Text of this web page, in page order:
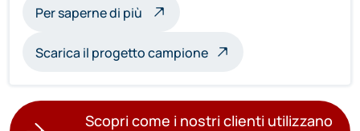
Per saperne di più sull'ispezione multirobot
Scarica il progetto campione
Scopri come i nostri clienti utilizzano